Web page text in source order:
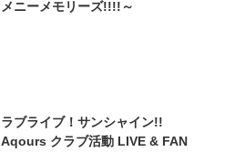
メニーメモリーズ!!!!～
ラブライブ！サンシャイン!!
Aqours クラブ活動 LIVE & FAN